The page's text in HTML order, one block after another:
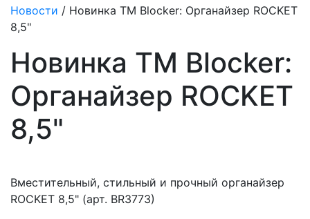
Новости / Новинка ТМ Blocker: Органайзер ROCKET
8,5"
Новинка ТМ Blocker:
Органайзер ROCKET
8,5"
Вместительный, стильный и прочный органайзер
ROCKET 8,5" (арт. BR3773)